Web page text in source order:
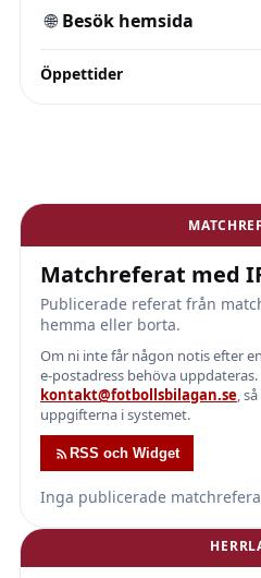
🌐 Besök hemsida
Öppettider
Matchreferat med
Publicerade referat från
hemma eller borta.
Om ni inte får någon notis efter
e-postadress behöva
kontakt@fotbollsbilagan.se,
uppgifterna i systemet.
RSS och Widget
Inga publicerade